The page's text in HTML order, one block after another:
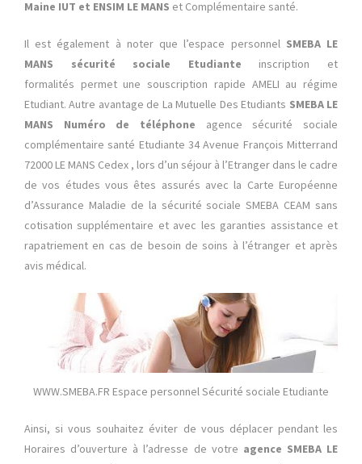
Maine IUT et ENSIM LE MANS et Complémentaire santé.
Il est également à noter que l’espace personnel SMEBA LE
MANS sécurité sociale Etudiante inscription et
formalités permet une souscription rapide AMELI au régime
Etudiant. Autre avantage de La Mutuelle Des Etudiants SMEBA LE
MANS Numéro de téléphone agence sécurité sociale
complémentaire santé Etudiante 34 Avenue François Mitterrand
72000 LE MANS Cedex , lors d’un séjour à l’Etranger dans le cadre
de vos études vous êtes assurés avec la Carte Européenne
d’Assurance Maladie de la sécurité sociale SMEBA CEAM sans
cotisation supplémentaire et avec les garanties assistance et
rapatriement en cas de besoin de soins à l’étranger et après
avis médical.
WWW.SMEBA.FR Espace personnel Sécurité sociale Etudiante
Ainsi, si vous souhaitez éviter de vous déplacer pendant les
Horaires d’ouverture à l’adresse de votre agence SMEBA LE